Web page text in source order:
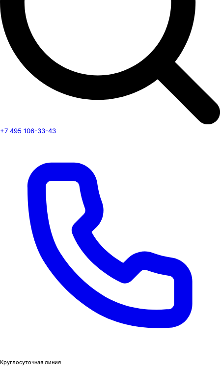
+7 495 106-33-43
Круглосуточная линия